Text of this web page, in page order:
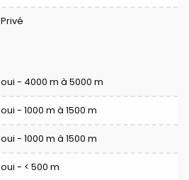
Privé
oui - 4000 m à 5000 m
oui - 1000 m à 1500 m
oui - 1000 m à 1500 m
oui - < 500 m